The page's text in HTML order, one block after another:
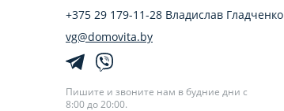
+375 29 179-11-28 Владислав Гладченко
vg@domovita.by
Пишите и звоните нам в будние дни с
8:00 до 20:00.